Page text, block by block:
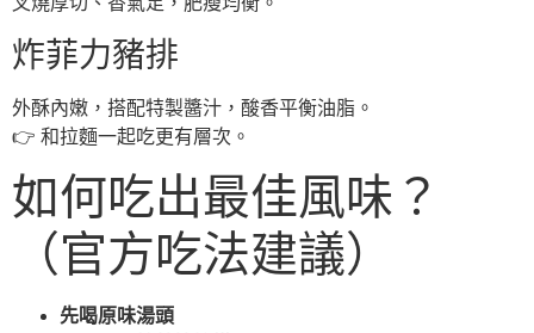
炸菲力豬排
外酥內嫩，搭配特製醬汁，酸香平衡油脂。
👉 和拉麵一起吃更有層次。
如何吃出最佳風味？
（官方吃法建議）
先喝原味湯頭